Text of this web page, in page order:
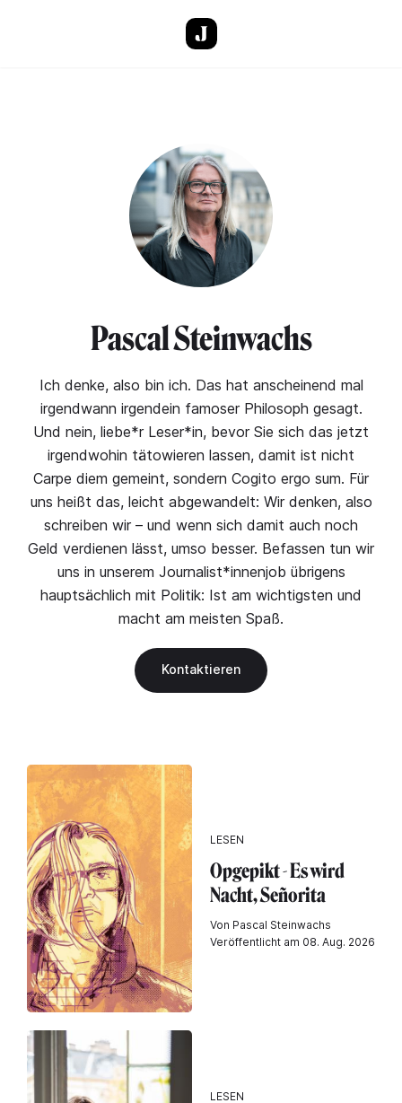
Pascal Steinwachs
Ich denke, also bin ich. Das hat anscheinend mal
irgendwann irgendein famoser Philosoph gesagt.
Und nein, liebe*r Leser*in, bevor Sie sich das jetzt
irgendwohin tätowieren lassen, damit ist nicht
Carpe diem gemeint, sondern Cogito ergo sum. Für
uns heißt das, leicht abgewandelt: Wir denken, also
schreiben wir – und wenn sich damit auch noch
Geld verdienen lässt, umso besser. Befassen tun wir
uns in unserem Journalist*innenjob übrigens
hauptsächlich mit Politik: Ist am wichtigsten und
macht am meisten Spaß.
Kontaktieren
LESEN
Opgepikt - Es wird
Nacht, Señorita
Von Pascal Steinwachs
Veröffentlicht am 08. Aug. 2026
LESEN